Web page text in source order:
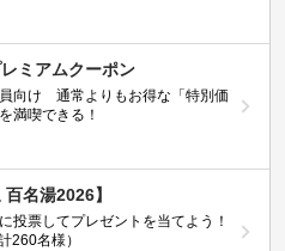
ミアムクーポン
向け 通常よりもお得な「特別価
満喫できる！
百名湯2026】
投票してプレゼントを当てよう！
260名様）